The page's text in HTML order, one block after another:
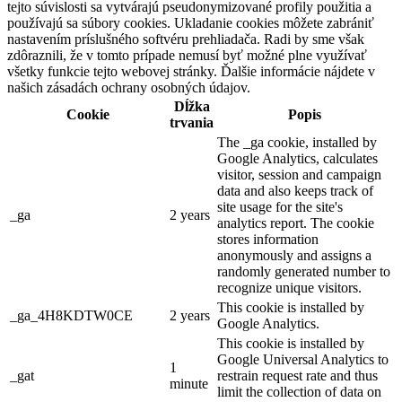
tejto súvislosti sa vytvárajú pseudonymizované profily použitia a
používajú sa súbory cookies. Ukladanie cookies môžete zabrániť
nastavením príslušného softvéru prehliadača. Radi by sme však
zdôraznili, že v tomto prípade nemusí byť možné plne využívať
všetky funkcie tejto webovej stránky. Ďalšie informácie nájdete v
našich zásadách ochrany osobných údajov.
Cookie
Dĺžka
trvania
Popis
_ga 2 years
The _ga cookie, installed by
Google Analytics, calculates
visitor, session and campaign
data and also keeps track of
site usage for the site's
analytics report. The cookie
stores information
anonymously and assigns a
randomly generated number to
recognize unique visitors.
_ga_4H8KDTW0CE
2 years
This cookie is installed by
Google Analytics.
_gat
1
minute
This cookie is installed by
Google Universal Analytics to
restrain request rate and thus
limit the collection of data on